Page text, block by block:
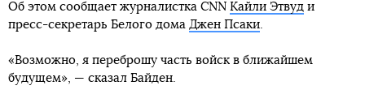
Об этом сообщает журналистка CNN Кайли Этвуд и
пресс-секретарь Белого дома Джен Псаки.
«Возможно, я переброшу часть войск в ближайшем
будущем», — сказал Байден.